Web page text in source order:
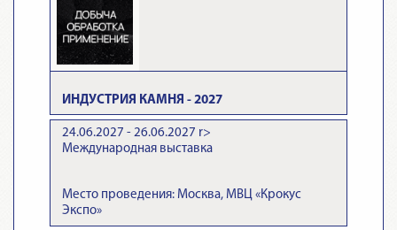
ИНДУСТРИЯ КАМНЯ - 2027
24.06.2027 - 26.06.2027 r>
Международная выставка
Место проведения: Москва, МВЦ «Крокус
Экспо»